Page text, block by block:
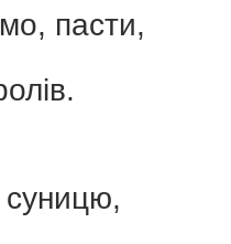
пасти,
суницю,